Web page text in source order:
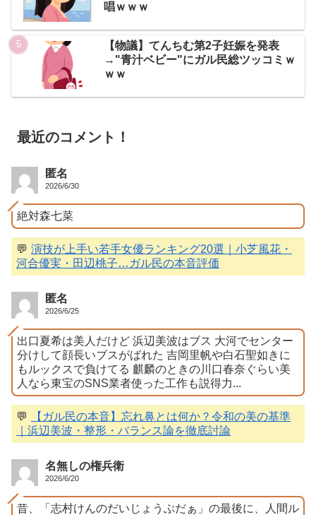
唱ｗｗｗ
【物議】てんちむ第2子妊娠を発表
→"青汁ベビー"にガル民総ツッコミｗ
ｗｗ
最近のコメント！
匿名
2026/6/30
絶対森七菜
💬 演技が上手い若手女優ランキング20選｜小芝風花・
河合優実・田辺桃子…ガル民の本音評価
匿名
2026/6/25
出口夏希は美人だけど 浜辺美波はブス 大河でセンター
分けして顔長いブスがばれた 吉岡里帆や白石聖如きに
もルックスで負けてる 麒麟のときの川口春奈ぐらい美
人なら東宝のSNS業者使った工作も説得力...
💬
【ガル民の本音】忘れ鼻とは何か？令和の美の基準
｜浜辺美波・整形・バランス論を徹底討論
名無しの権兵衛
2026/6/20
昔、「志村けんのだいじょうぶだぁ」の最後に、人間ル